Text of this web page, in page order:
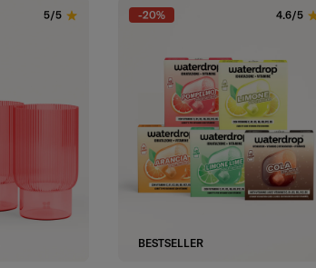
5/5 -20%
BESTSELLER
4.6/5